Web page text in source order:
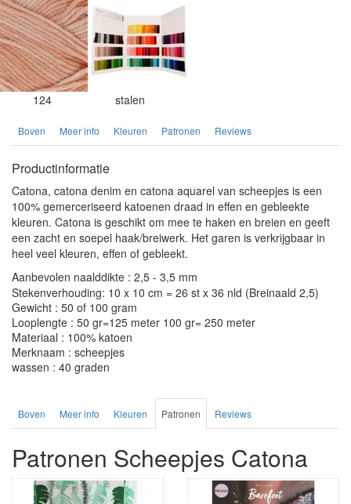
124 stalen
Boven Meer info Kleuren Patronen Reviews
Productinformatie
Catona, catona denim en catona aquarel van scheepjes is een
100% gemerceriseerd katoenen draad in effen en gebleekte
kleuren. Catona is geschikt om mee te haken en breien en geeft
een zacht en soepel haak/breiwerk. Het garen is verkrijgbaar in
heel veel kleuren, effen of gebleekt.
Aanbevolen naalddikte : 2,5 - 3,5 mm
Stekenverhouding: 10 x 10 cm = 26 st x 36 nld (Breinaald 2,5)
Gewicht : 50 of 100 gram
Looplengte : 50 gr=125 meter 100 gr= 250 meter
Materiaal : 100% katoen
Merknaam : scheepjes
wassen : 40 graden
Boven Meer info Kleuren Patronen Reviews
Patronen Scheepjes Catona